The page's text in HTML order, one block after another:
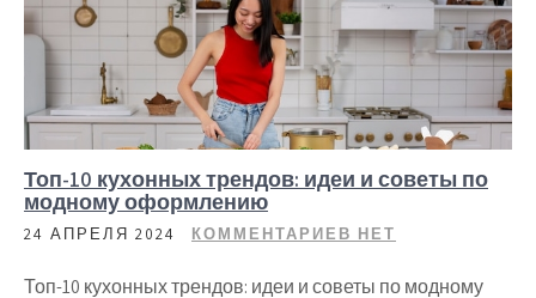
Топ-10 кухонных трендов: идеи и советы по
модному оформлению
24 АПРЕЛЯ 2024 КОММЕНТАРИЕВ НЕТ
Топ-10 кухонных трендов: идеи и советы по модному